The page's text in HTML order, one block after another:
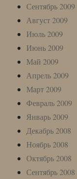
Сентябрь 2009
Август 2009
Июль 2009
Июнь 2009
Май 2009
Апрель 2009
Март 2009
Февраль 2009
Январь 2009
Декабрь 2008
Ноябрь 2008
Октябрь 2008
Сентябрь 2008